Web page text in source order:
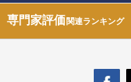
専門家評価関連ランキング